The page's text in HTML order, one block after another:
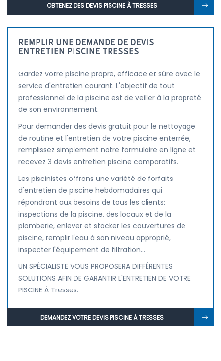
OBTENEZ DES DEVIS PISCINE À TRESSES
REMPLIR UNE DEMANDE DE DEVIS
ENTRETIEN PISCINE TRESSES
Gardez votre piscine propre, efficace et sûre avec le
service d'entretien courant. L'objectif de tout
professionnel de la piscine est de veiller à la propreté
de son environnement.
Pour demander des devis gratuit pour le nettoyage
de routine et l'entretien de votre piscine enterrée,
remplissez simplement notre formulaire en ligne et
recevez 3 devis entretien piscine comparatifs.
Les piscinistes offrons une variété de forfaits
d'entretien de piscine hebdomadaires qui
répondront aux besoins de tous les clients:
inspections de la piscine, des locaux et de la
plomberie, enlever et stocker les couvertures de
piscine, remplir l'eau à son niveau approprié,
inspecter l'équipement de filtration...
UN SPÉCIALISTE VOUS PROPOSERA DIFFÉRENTES
SOLUTIONS AFIN DE GARANTIR L'ENTRETIEN DE VOTRE
PISCINE À Tresses.
DEMANDEZ VOTRE DEVIS PISCINE À TRESSES